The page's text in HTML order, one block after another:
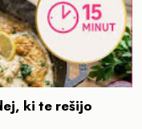
ki te rešijo